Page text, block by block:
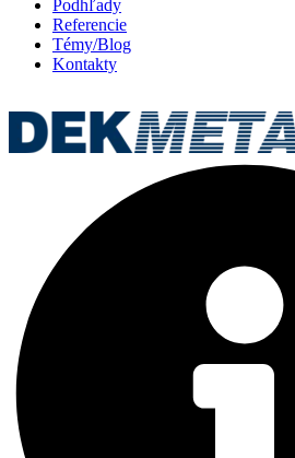
Podhľady
Referencie
Témy/Blog
Kontakty